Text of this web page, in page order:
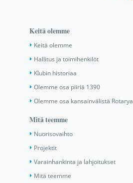
Keitä olemme
Keitä olemme
Hallitus ja toimihenkilöt
Klubin historiaa
Olemme osa piiriä 1390
Olemme osa kansainvälistä Rotarya
Mitä teemme
Nuorisovaihto
Projektit
Varainhankinta ja lahjoitukset
Mitä teemme